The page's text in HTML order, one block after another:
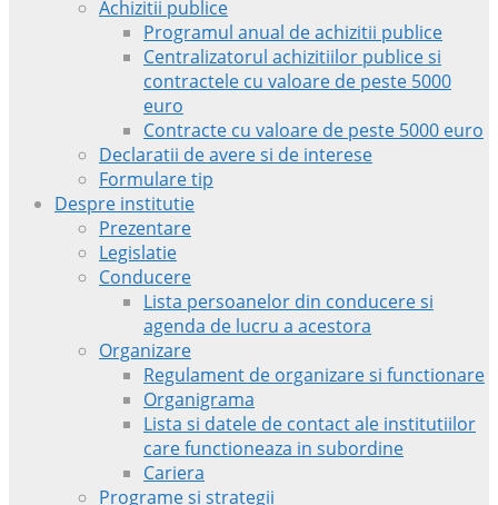
Achizitii publice
Programul anual de achizitii publice
Centralizatorul achizitiilor publice si
contractele cu valoare de peste 5000
euro
Contracte cu valoare de peste 5000 euro
Declaratii de avere si de interese
Formulare tip
Despre institutie
Prezentare
Legislatie
Conducere
Lista persoanelor din conducere si
agenda de lucru a acestora
Organizare
Regulament de organizare si functionare
Organigrama
Lista si datele de contact ale institutiilor
care functioneaza in subordine
Cariera
Programe si strategii